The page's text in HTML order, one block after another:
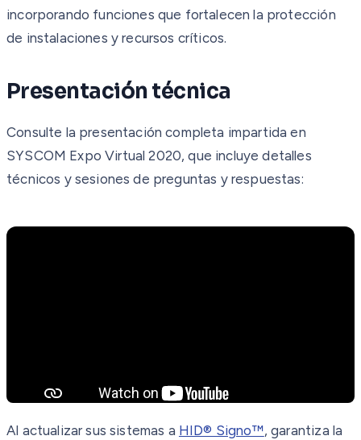
incorporando funciones que fortalecen la protección
de instalaciones y recursos críticos.
Presentación técnica
Consulte la presentación completa impartida en
SYSCOM Expo Virtual 2020, que incluye detalles
técnicos y sesiones de preguntas y respuestas:
Al actualizar sus sistemas a HID® Signo™, garantiza la